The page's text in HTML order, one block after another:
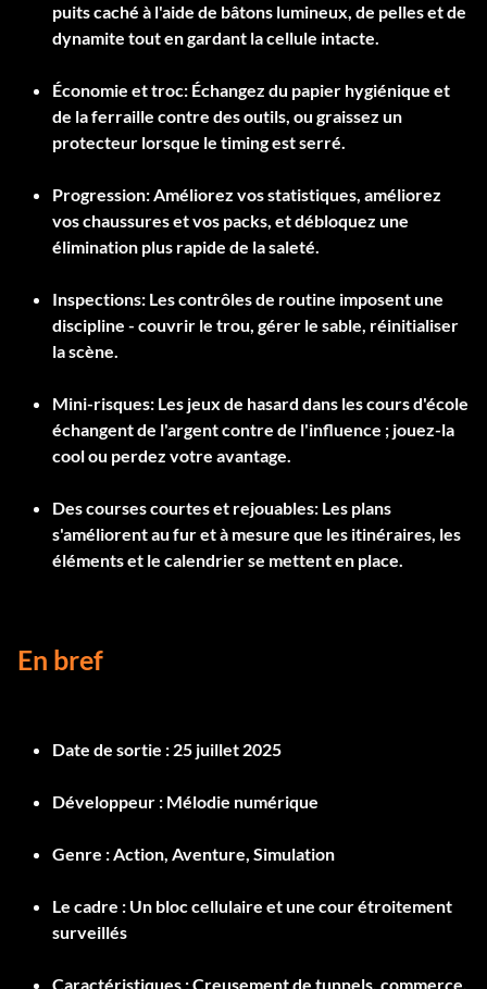
puits caché à l'aide de bâtons lumineux, de pelles et de
dynamite tout en gardant la cellule intacte.
Économie et troc: Échangez du papier hygiénique et
de la ferraille contre des outils, ou graissez un
protecteur lorsque le timing est serré.
Progression: Améliorez vos statistiques, améliorez
vos chaussures et vos packs, et débloquez une
élimination plus rapide de la saleté.
Inspections: Les contrôles de routine imposent une
discipline - couvrir le trou, gérer le sable, réinitialiser
la scène.
Mini-risques: Les jeux de hasard dans les cours d'école
échangent de l'argent contre de l'influence ; jouez-la
cool ou perdez votre avantage.
Des courses courtes et rejouables: Les plans
s'améliorent au fur et à mesure que les itinéraires, les
éléments et le calendrier se mettent en place.
En bref
Date de sortie : 25 juillet 2025
Développeur : Mélodie numérique
Genre :Action, Aventure, Simulation
Le cadre : Un bloc cellulaire et une cour étroitement
surveillés
Caractéristiques :Creusement de tunnels, commerce,